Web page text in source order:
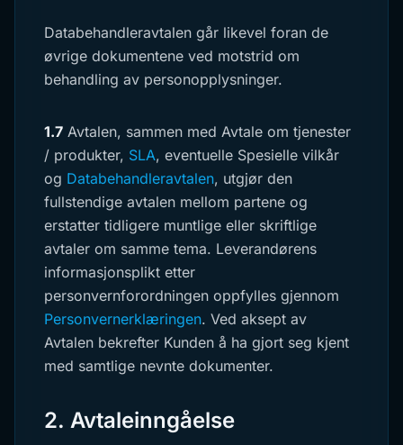
Databehandleravtalen går likevel foran de
øvrige dokumentene ved motstrid om
behandling av personopplysninger.
1.7 Avtalen, sammen med Avtale om tjenester
/ produkter, SLA, eventuelle Spesielle vilkår
og Databehandleravtalen, utgjør den
fullstendige avtalen mellom partene og
erstatter tidligere muntlige eller skriftlige
avtaler om samme tema. Leverandørens
informasjonsplikt etter
personvernforordningen oppfylles gjennom
Personvernerklæringen. Ved aksept av
Avtalen bekrefter Kunden å ha gjort seg kjent
med samtlige nevnte dokumenter.
2. Avtaleinngåelse